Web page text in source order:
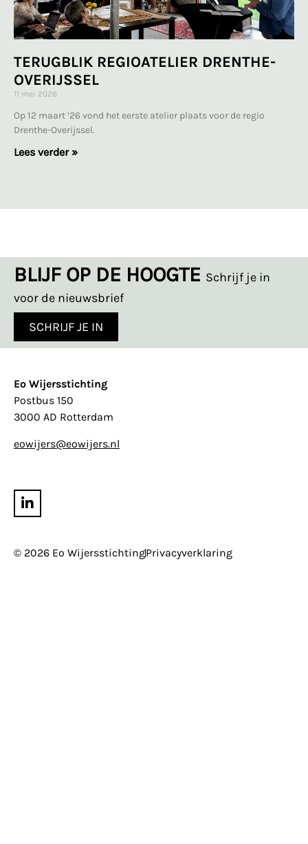
TERUGBLIK REGIOATELIER DRENTHE-
OVERIJSSEL
11 mei 2026
Op 12 maart ’26 vond het eerste atelier plaats voor de regio
Drenthe-Overijssel.
Lees verder »
BLIJF OP DE HOOGTE Schrijf je in
voor de nieuwsbrief
SCHRIJF JE IN
Eo Wijersstichting
Postbus 150
3000 AD Rotterdam
eowijers@eowijers.nl
© 2026 Eo WijersstichtingPrivacyverklaring